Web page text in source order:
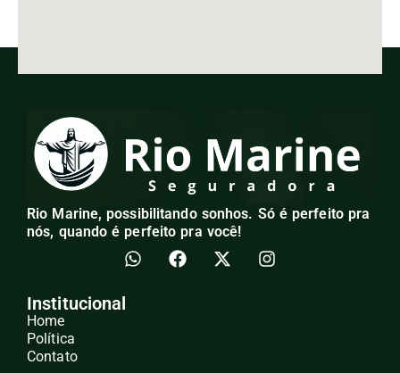
Rio Marine, possibilitando sonhos. Só é perfeito pra
nós, quando é perfeito pra você!
Institucional
Home
Política
Contato